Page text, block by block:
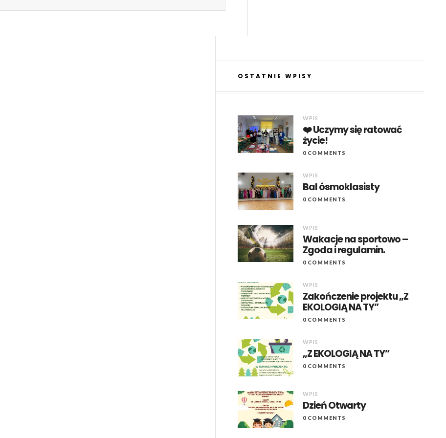
OSTATNIE WPISY
WPIS
❤️ Uczymy się ratować
życie!
0 COMMENTS
WPIS
Bal ósmoklasisty
0 COMMENTS
WPIS
Wakacje na sportowo –
Zgoda i regulamin.
0 COMMENTS
WPIS
Zakończenie projektu „Z
EKOLOGIĄ NA TY”
0 COMMENTS
WPIS
„Z EKOLOGIĄ NA TY”
0 COMMENTS
WPIS
Dzień Otwarty
0 COMMENTS